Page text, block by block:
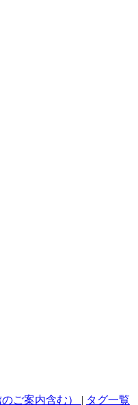
ご案内含む） | タグ一覧